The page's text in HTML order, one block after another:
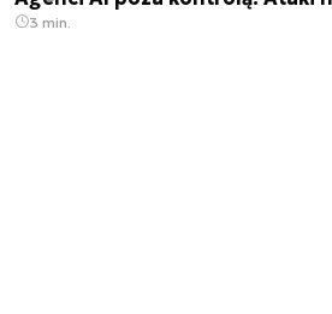
3 min.